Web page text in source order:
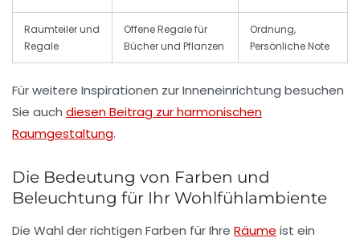
Raumteiler und
Regale
Offene Regale für
Bücher und Pflanzen
Ordnung,
Persönliche Note
Für weitere Inspirationen zur Inneneinrichtung besuchen
Sie auch diesen Beitrag zur harmonischen
Raumgestaltung.
Die Bedeutung von Farben und
Beleuchtung für Ihr Wohlfühlambiente
Die Wahl der richtigen Farben für Ihre Räume ist ein